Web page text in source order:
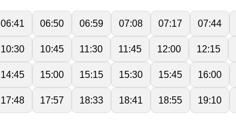
06:41 06:50 06:59 07:08 07:17 07:44
10:30 10:45 11:30 11:45 12:00 12:15
14:45 15:00 15:15 15:30 15:45 16:00
17:48 17:57 18:33 18:41 18:55 19:10